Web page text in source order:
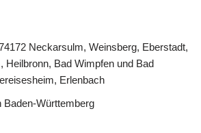
Neckarsulm, Weinsberg, Eberstadt,
Heilbronn, Bad Wimpfen und Bad
Erlenbach
Baden-Württemberg